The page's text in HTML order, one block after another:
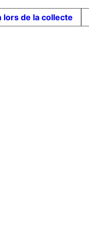
lors de la collecte